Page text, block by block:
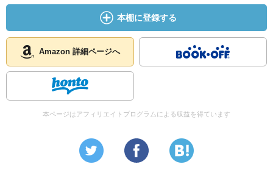
本棚に登録する
Amazon 詳細ページへ
本ページはアフィリエイトプログラムによる収益を得ています